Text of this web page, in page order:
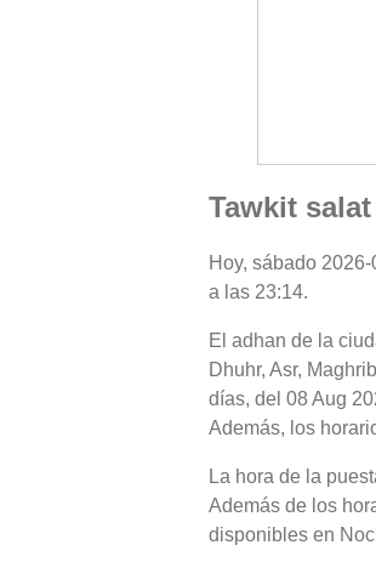
Tawkit
Hoy, sábado
a las 23:14.
El adhan de la
Dhuhr, Asr,
días, del 08 Aug
Además, los
La hora de la
Además de los
disponibles en